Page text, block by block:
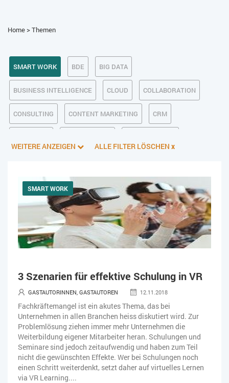
Home>Themen
SMART WORK BDE BIG DATA
BUSINESS INTELLIGENCE CLOUD COLLABORATION
CONSULTING CONTENT MARKETING CRM
E-BUSINESS ECM/DMS E-COMMERCE EINKAUF
ERP FALLSTUDIEN FERTIGUNG FINANZSOFTWARE
HANDEL HR INDUSTRIE 4.0
IT-JOBS IT-SERVICE MANAGEMENT KI IM ERP
KÜNSTLICHE INTELLIGENZ LOGISTIK LOHN
MACHINE LEARNING MANAGEMENT & FÜHRUNG
MARKETING MOBILE ONLINE-MARKETING
OPEN SOURCE PIM PROJEKTMANAGEMENT SEO
WEITERE ANZEIGEN ALLE FILTER LÖSCHEN x
SMART WORK
3 Szenarien für effektive Schulung in VR
GASTAUTORINNEN, GASTAUTOREN 12.11.2018
Fachkräftemangel ist ein akutes Thema, das bei
Unternehmen in allen Branchen heiss diskutiert wird. Zur
Problemlösung ziehen immer mehr Unternehmen die
Weiterbildung eigener Mitarbeiter heran. Schulungen und
Seminare sind jedoch zeitaufwendig und haben zum Teil
nicht die gewünschten Effekte. Wer bei Schulungen noch
einen Schritt weiterdenkt, setzt daher auf virtuelles Lernen
via VR Learning....